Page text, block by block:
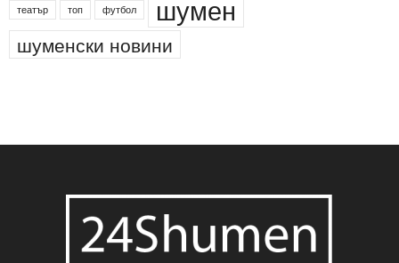
театър топ футбол шумен
шуменски новини